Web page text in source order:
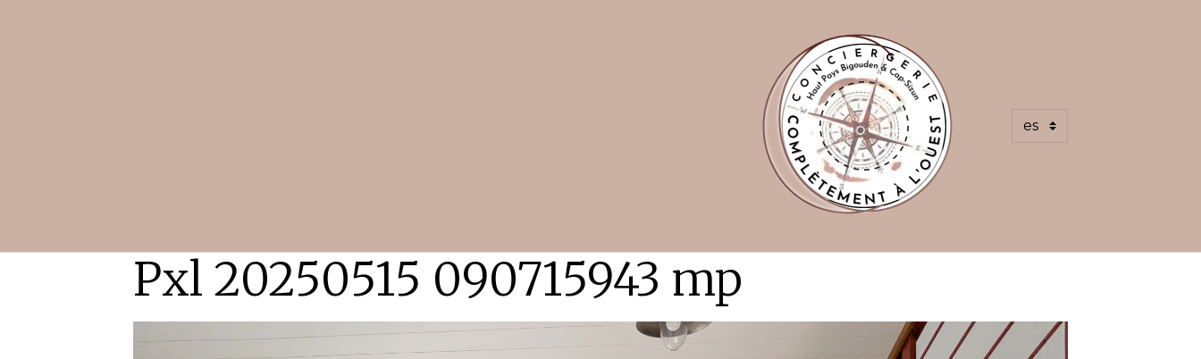
Pxl 20250515 090715943 mp